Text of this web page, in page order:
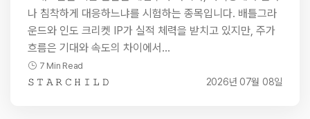
나 침착하게 대응하느냐를 시험하는 종목입니다. 배틀그라
운드와 인도 크리켓 IP가 실적 체력을 받치고 있지만, 주가
흐름은 기대와 속도의 차이에서…
7 Min Read
𝚂 𝚃 𝙰 𝚁 𝙲 𝙷 𝙸 𝙻 𝙳 2026년 07월 08일